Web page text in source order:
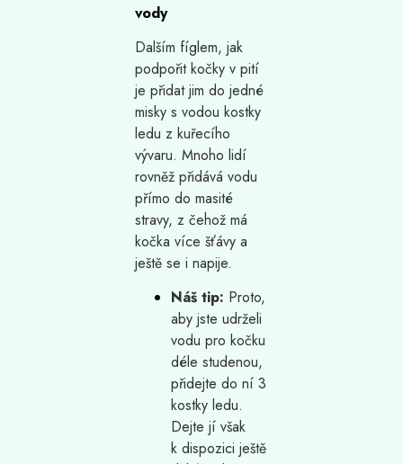
vody
Dalším fíglem, jak
podpořit kočky v pití
je přidat jim do jedné
misky s vodou kostky
ledu z kuřecího
vývaru. Mnoho lidí
rovněž přidává vodu
přímo do masité
stravy, z čehož má
kočka více šťávy a
ještě se i napije.
Náš tip: Proto,
aby jste udrželi
vodu pro kočku
déle studenou,
přidejte do ní 3
kostky ledu.
Dejte jí však
k dispozici ještě